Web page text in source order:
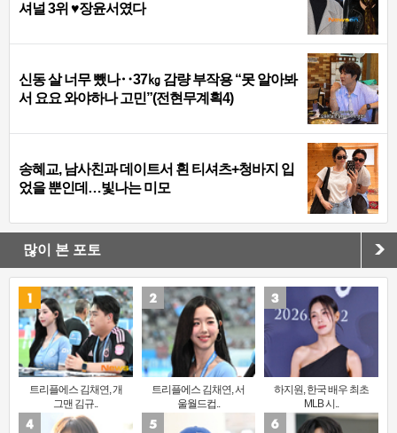
셔널 3위 ♥장윤서였다
신동 살 너무 뺐나‥37㎏ 감량 부작용 “못 알아봐
서 요요 와야하나 고민”(전현무계획4)
송혜교, 남사친과 데이트서 흰 티셔츠+청바지 입
었을 뿐인데…빛나는 미모
많이 본 포토
트리플에스 김채연, 개
그맨 김규..
트리플에스 김채연, 서
울월드컵..
하지원, 한국 배우 최초
MLB 시..